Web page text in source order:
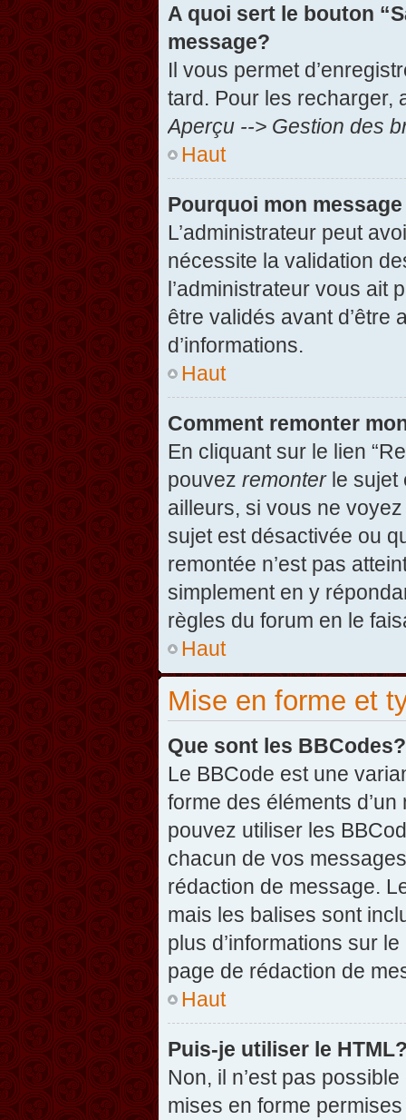
A quoi sert le bouton
message?
Il vous permet
tard. Pour les recharger,
Aperçu --> Gestion des
Haut
Pourquoi mon
L’administrateur peut
nécessite la validation
l’administrateur vous ait
être validés avant d’être
d’informations.
Haut
Comment remonter
En cliquant sur le lien
pouvez remonterle sujet
ailleurs, si vous ne
sujet est désactivée ou
remontée n’est pas
simplement en y
règles du forum en le
Haut
Mise en forme et
Que sont les BBCodes?
Le BBCode est une
forme des éléments
pouvez utiliser les
chacun de vos
rédaction de message.
mais les balises sont
plus d’informations sur
page de rédaction de
Haut
Puis-je utiliser le
Non, il n’est pas
mises en forme